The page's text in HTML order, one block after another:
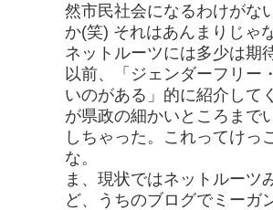
然市民社会になるわけがな
か(笑) それはあんまりじゃ
ネットルーツには多少は期
以前、「ジェンダーフリー
いのがある」的に紹介して
が県政の細かいところまで
しちゃった。これってけっ
な。
ま、現状ではネットルーツ
ど、うちのブログでミーガ